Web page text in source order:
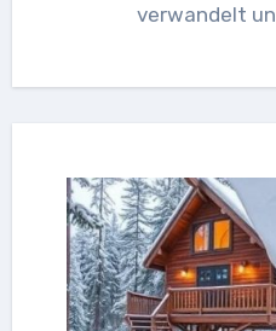
verwandelt